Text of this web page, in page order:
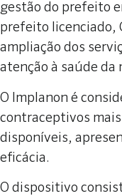
gestão do prefeito
prefeito licenciado,
ampliação dos
atenção à saúde da
O Implanon é
contraceptivos
disponíveis,
eficácia.
O dispositivo